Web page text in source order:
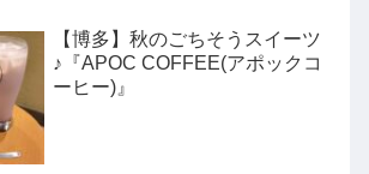
【博多】秋のごちそうスイーツ
♪『APOC COFFEE(アポックコ
ーヒー)』